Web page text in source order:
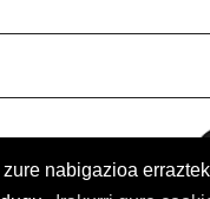
nabigazioa